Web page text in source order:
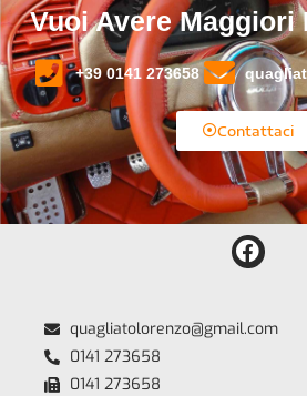
Vuoi Avere Maggiori
+39 0141 273658
Contattaci
quagliatolorenzo@gmail.com
0141 273658
0141 273658